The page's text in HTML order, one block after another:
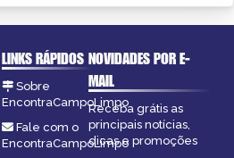
LINKS RÁPIDOS
Sobre
EncontraCampoLimpo
Fale com o
EncontraCampoLimpo
NOVIDADES POR E-
MAIL
Receba grátis as
principais notícias,
dicas e promoções